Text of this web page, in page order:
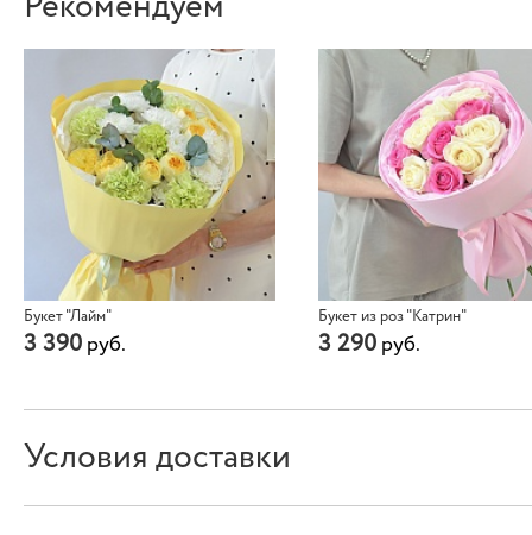
Рекомендуем
Букет "Лайм"
3 390 руб.
Букет из роз "Катрин"
3 290 руб.
Условия доставки